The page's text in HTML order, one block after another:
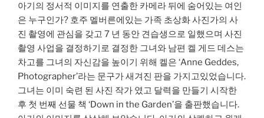
아기의 정서적 이미지를 연출한 카메라 뒤에 숨어있는 여인
은 누구인가? 호주 멜버른에있는 가족 초상화 사진가의 사
진 촬영에 관심을 갖고 7 년 동안 견습생으로 일했으며 사진
촬영 사업을 결정하기로 결정한 그녀와 남편 켈 게드 데스는
차고를 그녀의 자신감을 높이기 위해 켈은 ‘Anne Geddes,
Photographer’라는 문구가 새겨진 판을 가지고있었습니다.
그녀는 이미 숙련 된 사진 작가 였고 달력을 만들기 시작한
후 첫 번째 선물 책 ‘Down in the Garden’을 출판했습니다.